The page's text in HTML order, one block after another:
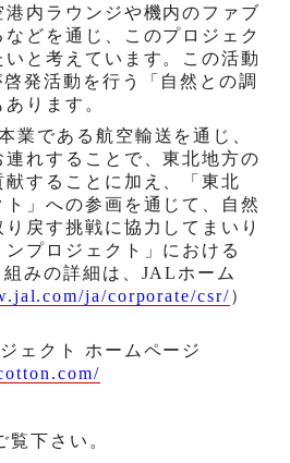
内ラウンジや機内のファブ
どを通じ、このプロジェク
いと考えています。この活動
発活動を行う「自然との調
ります。
業である航空輸送を通じ、
れすることで、東北地方の
することに加え、「東北
」への参画を通じて、自然
戻す挑戦に協力してまいり
プロジェクト」における
みの詳細は、 JAL ホーム
ja/corporate/csr/）
ェクト ホームページ
下さい。